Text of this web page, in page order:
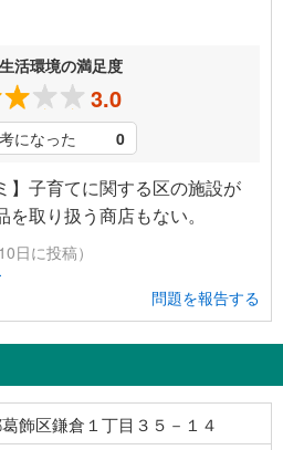
活環境の満足度
3.0
になった 0
】子育てに関する区の施設が
取り扱う商店もない。
日に投稿）
問題を報告する
飾区鎌倉１丁目３５－１４